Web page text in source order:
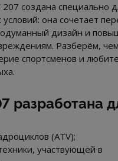
создана специально
условий: она сочетает
дизайн и
Разберём,
спортсменов и
разработана
(ATV);
участвующей в